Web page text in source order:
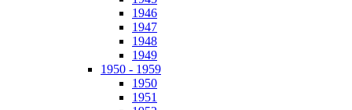
1946
1947
1948
1949
1950 - 1959
1950
1951